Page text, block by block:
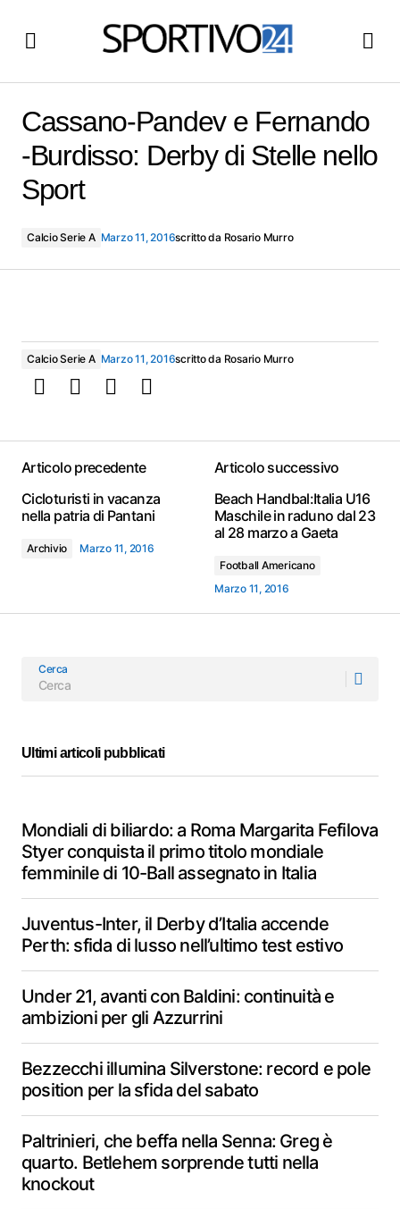
Cassano-Pandev e Fernando
-Burdisso: Derby di Stelle nello
Sport
Calcio Serie A Marzo 11, 2016scritto da Rosario Murro
Calcio Serie A Marzo 11, 2016scritto da Rosario Murro
Articolo precedente
Cicloturisti in vacanza
nella patria di Pantani
Archivio Marzo 11, 2016
Articolo successivo
Beach Handbal:Italia U16
Maschile in raduno dal 23
al 28 marzo a Gaeta
Football Americano
Marzo 11, 2016
Cerca
Ultimi articoli pubblicati
Mondiali di biliardo: a Roma Margarita Fefilova
Styer conquista il primo titolo mondiale
femminile di 10-Ball assegnato in Italia
Juventus-Inter, il Derby d’Italia accende
Perth: sfida di lusso nell’ultimo test estivo
Under 21, avanti con Baldini: continuità e
ambizioni per gli Azzurrini
Bezzecchi illumina Silverstone: record e pole
position per la sfida del sabato
Paltrinieri, che beffa nella Senna: Greg è
quarto. Betlehem sorprende tutti nella
knockout